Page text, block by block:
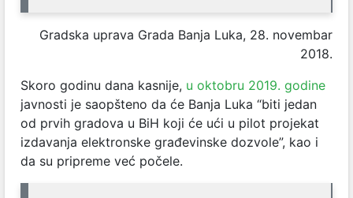
Gradska uprava Grada Banja Luka, 28. novembar
2018.
Skoro godinu dana kasnije, u oktobru 2019. godine
javnosti je saopšteno da će Banja Luka “biti jedan
od prvih gradova u BiH koji će ući u pilot projekat
izdavanja elektronske građevinske dozvole”, kao i
da su pripreme već počele.